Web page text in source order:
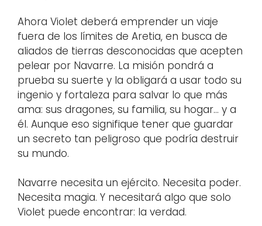
Ahora Violet deberá emprender un viaje
fuera de los límites de Aretia, en busca de
aliados de tierras desconocidas que acepten
pelear por Navarre. La misión pondrá a
prueba su suerte y la obligará a usar todo su
ingenio y fortaleza para salvar lo que más
ama: sus dragones, su familia, su hogar… y a
él. Aunque eso signifique tener que guardar
un secreto tan peligroso que podría destruir
su mundo.
Navarre necesita un ejército. Necesita poder.
Necesita magia. Y necesitará algo que solo
Violet puede encontrar: la verdad.